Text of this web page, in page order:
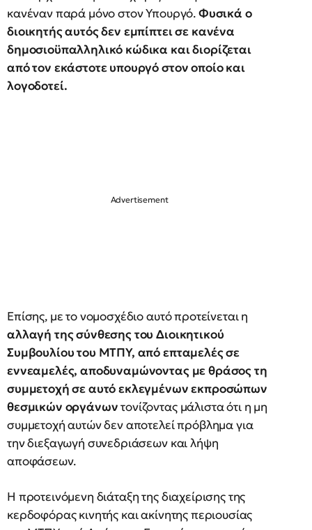
κανέναν παρά μόνο στον Υπουργό.Φυσικά ο
διοικητής αυτός δεν εμπίπτει σε κανένα
δημοσιοϋπαλληλικό κώδικα και διορίζεται
από τον εκάστοτε υπουργό στον οποίο και
λογοδοτεί.
Επίσης, με το νομοσχέδιο αυτό προτείνεται η
αλλαγή της σύνθεσης του Διοικητικού
Συμβουλίου του ΜΤΠΥ, από επταμελές σε
εννεαμελές, αποδυναμώνοντας με θράσος τη
συμμετοχή σε αυτό εκλεγμένων εκπροσώπων
θεσμικών οργάνωντονίζοντας μάλιστα ότι η μη
συμμετοχή αυτών δεν αποτελεί πρόβλημα για
την διεξαγωγή συνεδριάσεων και λήψη
αποφάσεων.
Η προτεινόμενη διάταξη της διαχείρισης της
κερδοφόρας κινητής και ακίνητης περιουσίας